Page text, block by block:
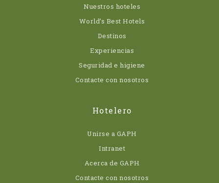
Nuestros hoteles
World’s Best Hotels
Destinos
Experiencias
Seguridad e higiene
Contacte con nosotros
Hotelero
Unirse a GAPH
Intranet
Acerca de GAPH
Contacte con nosotros